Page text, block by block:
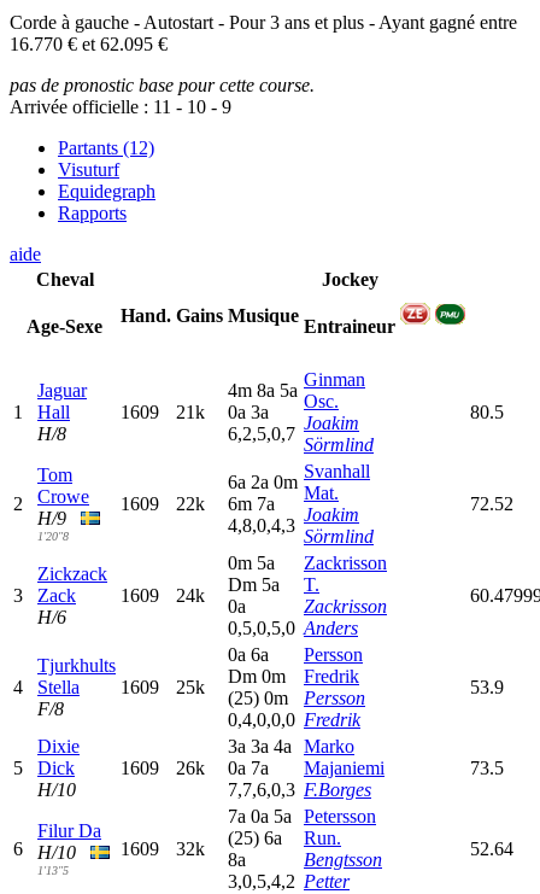
Corde à gauche - Autostart - Pour 3 ans et plus - Ayant gagné entre
16.770 € et 62.095 €
pas de pronostic base pour cette course.
Arrivée officielle : 11 - 10 - 9
Partants (12)
Visuturf
Equidegraph
Rapports
aide
Cheval
Age-Sexe
Hand. Gains Musique
Jockey
Entraineur
1
Jaguar
Hall
H/8
1609 21k
4m 8a 5a
0a 3a
6,2,5,0,7
Ginman
Osc.
Joakim
Sörmlind
80.5
2
Tom
Crowe
H/9
1'20"8
1609 22k
6a 2a 0m
6m 7a
4,8,0,4,3
Svanhall
Mat.
Joakim
Sörmlind
72.52
3
Zickzack
Zack
H/6
1609 24k
0m 5a
Dm 5a
0a
0,5,0,5,0
Zackrisson
T.
Zackrisson
Anders
4
Tjurkhults
Stella
F/8
1609 25k
0a 6a
Dm 0m
(25) 0m
0,4,0,0,0
Persson
Fredrik
Persson
Fredrik
53.9
5
Dixie
Dick
H/10
1609 26k
3a 3a 4a
0a 7a
7,7,6,0,3
Marko
Majaniemi
F.Borges
73.5
6
Filur Da
H/10
1'13"5
1609 32k
7a 0a 5a
(25) 6a
8a
3,0,5,4,2
Petersson
Run.
Bengtsson
Petter
52.64